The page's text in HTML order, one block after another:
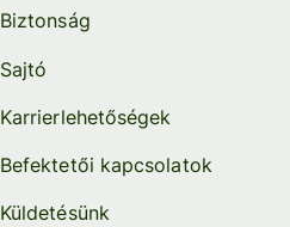
Biztonság
Sajtó
Karrierlehetőségek
Befektetői kapcsolatok
Küldetésünk